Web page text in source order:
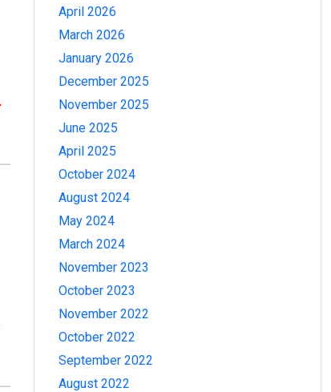
April 2026
March 2026
January 2026
December 2025
November 2025
June 2025
April 2025
October 2024
August 2024
May 2024
March 2024
November 2023
October 2023
November 2022
October 2022
September 2022
August 2022